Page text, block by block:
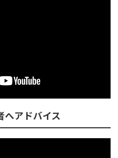
へアドバイス